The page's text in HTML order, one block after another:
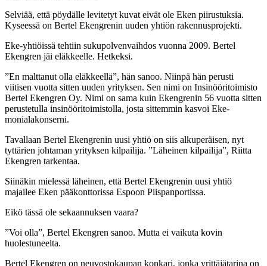
Selviää, että pöydälle levitetyt kuvat eivät ole Eken piirustuksia.
Kyseessä on Bertel Ekengrenin uuden yhtiön rakennusprojekti.
Eke-yhtiöissä tehtiin sukupolvenvaihdos vuonna 2009. Bertel
Ekengren jäi eläkkeelle. Hetkeksi.
”En malttanut olla eläkkeellä”, hän sanoo. Niinpä hän perusti
viitisen vuotta sitten uuden yrityksen. Sen nimi on Insinööritoimisto
Bertel Ekengren Oy. Nimi on sama kuin Ekengrenin 56 vuotta sitten
perustetulla insinööritoimistolla, josta sittemmin kasvoi Eke-
monialakonserni.
Tavallaan Bertel Ekengrenin uusi yhtiö on siis alkuperäisen, nyt
tyttärien johtaman yrityksen kilpailija. ”Läheinen kilpailija”, Riitta
Ekengren tarkentaa.
Siinäkin mielessä läheinen, että Bertel Ekengrenin uusi yhtiö
majailee Eken pääkonttorissa Espoon Piispanportissa.
Eikö tässä ole sekaannuksen vaara?
”Voi olla”, Bertel Ekengren sanoo. Mutta ei vaikuta kovin
huolestuneelta.
Bertel Ekengren on neuvostokaupan konkari, jonka yrittäjätarina on